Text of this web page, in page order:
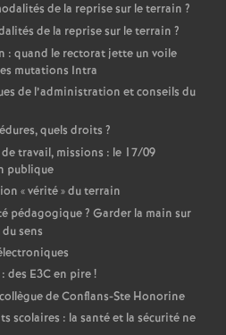
de la reprise sur le terrain ?
de la reprise sur le terrain ?
: quand le rectorat jette un voile
mutations Intra
de l’administration et conseils du
quels droits ?
travail, missions : le 17/09
publique
«vérité» du terrain
pédagogique? Garder la main sur
sens
des E3C en pire!
de Conflans-Ste Honorine
scolaires : la santé et la sécurité ne